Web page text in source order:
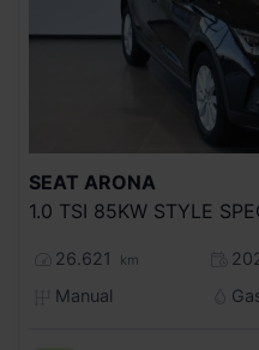
SEAT ARONA
1.0 TSI 85KW STYLE
26.621 km
Manual